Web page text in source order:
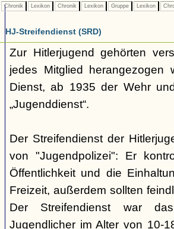
Chronik Lexikon Chronik Lexikon Gruppe Lexikon
HJ-Streifendienst (SRD)
Zur Hitlerjugend gehörten
jedes Mitglied herangezogen
Dienst, ab 1935 der Wehr
„Jugenddienst“.
Der Streifendienst der
von "Jugendpolizei": Er
Öffentlichkeit und die
Freizeit, außerdem sollten
Der Streifendienst war
Jugendlicher im Alter von 10-